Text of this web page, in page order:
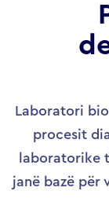
Laboratori
procesit
laboratorike
janë bazë për